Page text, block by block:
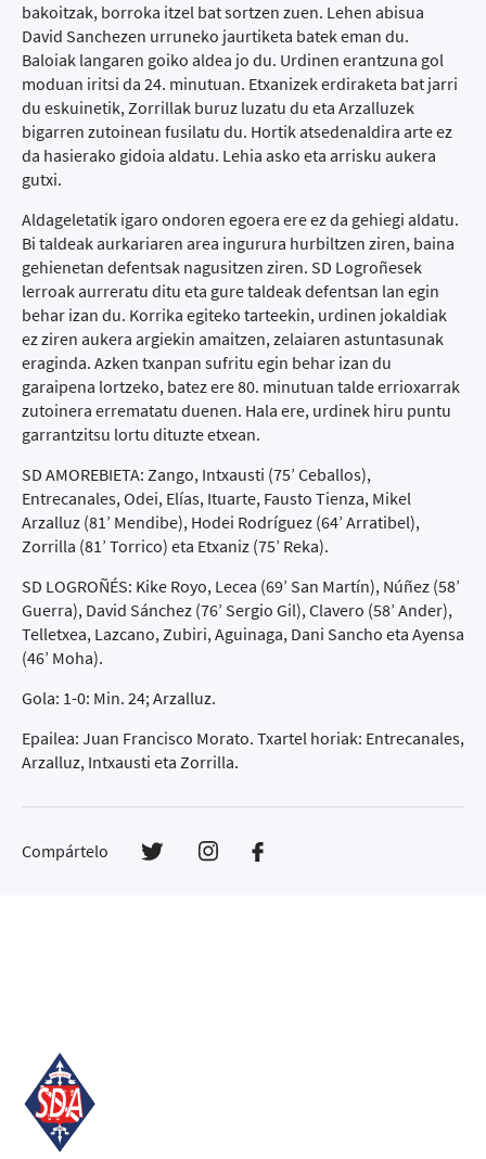
bakoitzak, borroka itzel bat sortzen zuen. Lehen abisua
David Sanchezen urruneko jaurtiketa batek eman du.
Baloiak langaren goiko aldea jo du. Urdinen erantzuna gol
moduan iritsi da 24. minutuan. Etxanizek erdiraketa bat jarri
du eskuinetik, Zorrillak buruz luzatu du eta Arzalluzek
bigarren zutoinean fusilatu du. Hortik atsedenaldira arte ez
da hasierako gidoia aldatu. Lehia asko eta arrisku aukera
gutxi.
Aldageletatik igaro ondoren egoera ere ez da gehiegi aldatu.
Bi taldeak aurkariaren area ingurura hurbiltzen ziren, baina
gehienetan defentsak nagusitzen ziren. SD Logroñesek
lerroak aurreratu ditu eta gure taldeak defentsan lan egin
behar izan du. Korrika egiteko tarteekin, urdinen jokaldiak
ez ziren aukera argiekin amaitzen, zelaiaren astuntasunak
eraginda. Azken txanpan sufritu egin behar izan du
garaipena lortzeko, batez ere 80. minutuan talde errioxarrak
zutoinera errematatu duenen. Hala ere, urdinek hiru puntu
garrantzitsu lortu dituzte etxean.
SD AMOREBIETA: Zango, Intxausti (75’ Ceballos),
Entrecanales, Odei, Elías, Ituarte, Fausto Tienza, Mikel
Arzalluz (81’ Mendibe), Hodei Rodríguez (64’ Arratibel),
Zorrilla (81’ Torrico) eta Etxaniz (75’ Reka).
SD LOGROÑÉS: Kike Royo, Lecea (69’ San Martín), Núñez (58’
Guerra), David Sánchez (76’ Sergio Gil), Clavero (58’ Ander),
Telletxea, Lazcano, Zubiri, Aguinaga, Dani Sancho eta Ayensa
(46’ Moha).
Gola: 1-0: Min. 24; Arzalluz.
Epailea: Juan Francisco Morato. Txartel horiak: Entrecanales,
Arzalluz, Intxausti eta Zorrilla.
Compártelo